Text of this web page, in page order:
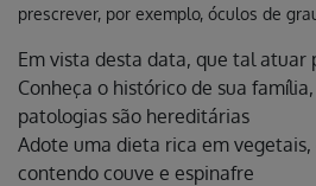
prescrever, por exemplo, óculos de
Em vista desta data, que tal atuar
Conheça o histórico de sua
patologias são hereditárias
Adote uma dieta rica em
contendo couve e espinafre